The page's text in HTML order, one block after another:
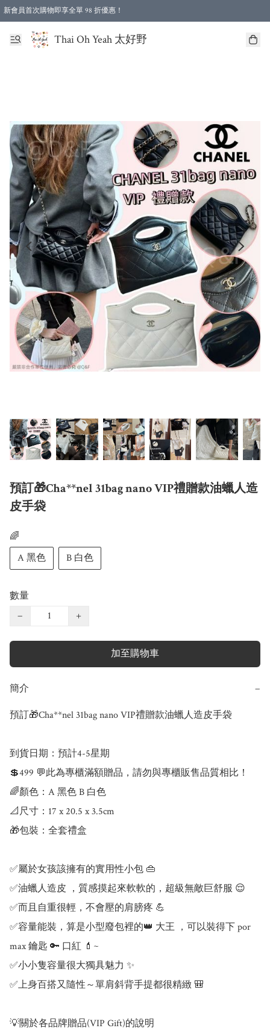
新會員首次購物即享全單 98 折優惠！
特選會員可享全單低至 96 折優惠！
Thai Oh Yeah 太好野
預訂🎁Cha**nel 31bag nano VIP禮贈款油蠟人造
皮手袋
🌈
A 黑色
B 白色
數量
−
+
加至購物車
簡介 −
預訂🎁Cha**nel 31bag nano VIP禮贈款油蠟人造皮手袋
到貨日期：預計4-5星期
💲499 💬此為專櫃滿額贈品，請勿與專櫃販售品質相比！
🌈顏色：A 黑色 B 白色
📐尺寸：17 x 20.5 x 3.5cm
🎁包裝：全套禮盒
✅屬於女孩該擁有的實用性小包 👜
✅油蠟人造皮 ，質感摸起來軟軟的，超級無敵巨舒服 😌
✅而且自重很輕，不會壓的肩膀疼 💪
✅容量能裝，算是小型廢包裡的👑 大王 ，可以裝得下 por
max 鑰匙 🔑 口紅 💄~
✅小小隻容量很大獨具魅力 ✨
✅上身百搭又隨性～單肩斜背手提都很精緻 🎒
💡關於各品牌贈品(VIP Gift)的說明